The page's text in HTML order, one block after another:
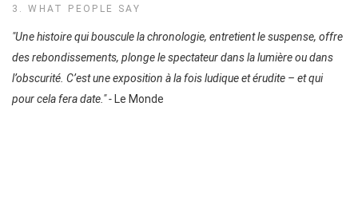
3. WHAT PEOPLE SAY
"Une histoire qui bouscule la chronologie, entretient le suspense, offre
des rebondissements, plonge le spectateur dans la lumière ou dans
l’obscurité. C’est une exposition à la fois ludique et érudite – et qui
pour cela fera date." - Le Monde